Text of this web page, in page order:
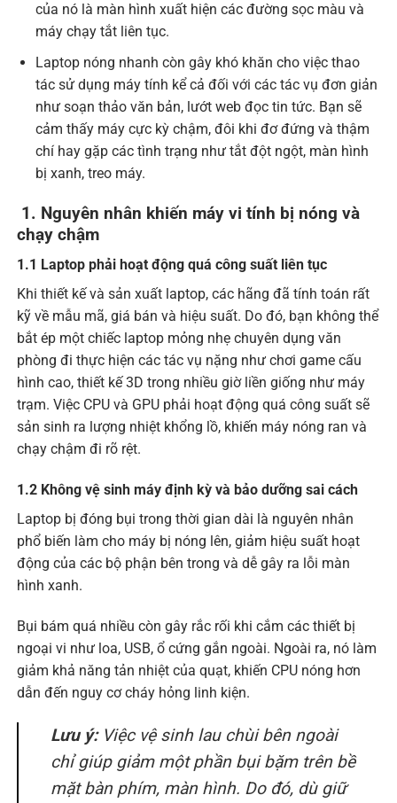
của nó là màn hình xuất hiện các đường sọc màu và
máy chạy tắt liên tục.
Laptop nóng nhanh còn gây khó khăn cho việc thao
tác sử dụng máy tính kể cả đối với các tác vụ đơn giản
như soạn thảo văn bản, lướt web đọc tin tức. Bạn sẽ
cảm thấy máy cực kỳ chậm, đôi khi đơ đứng và thậm
chí hay gặp các tình trạng như tắt đột ngột, màn hình
bị xanh, treo máy.
1. Nguyên nhân khiến máy vi tính bị nóng và
chạy chậm
1.1 Laptop phải hoạt động quá công suất liên tục
Khi thiết kế và sản xuất laptop, các hãng đã tính toán rất
kỹ về mẫu mã, giá bán và hiệu suất. Do đó, bạn không thể
bắt ép một chiếc laptop mỏng nhẹ chuyên dụng văn
phòng đi thực hiện các tác vụ nặng như chơi game cấu
hình cao, thiết kế 3D trong nhiều giờ liền giống như máy
trạm. Việc CPU và GPU phải hoạt động quá công suất sẽ
sản sinh ra lượng nhiệt khổng lồ, khiến máy nóng ran và
chạy chậm đi rõ rệt.
1.2 Không vệ sinh máy định kỳ và bảo dưỡng sai cách
Laptop bị đóng bụi trong thời gian dài là nguyên nhân
phổ biến làm cho máy bị nóng lên, giảm hiệu suất hoạt
động của các bộ phận bên trong và dễ gây ra lỗi màn
hình xanh.
Bụi bám quá nhiều còn gây rắc rối khi cắm các thiết bị
ngoại vi như loa, USB, ổ cứng gắn ngoài. Ngoài ra, nó làm
giảm khả năng tản nhiệt của quạt, khiến CPU nóng hơn
dẫn đến nguy cơ cháy hỏng linh kiện.
Lưu ý:Việc vệ sinh lau chùi bên ngoài
chỉ giúp giảm một phần bụi bặm trên bề
mặt bàn phím, màn hình. Do đó, dù giữ